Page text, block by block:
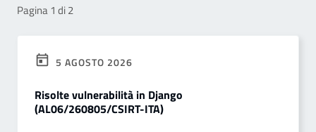
Pagina 1 di 2
5 AGOSTO 2026
Risolte vulnerabilità in Django
(AL06/260805/CSIRT-ITA)